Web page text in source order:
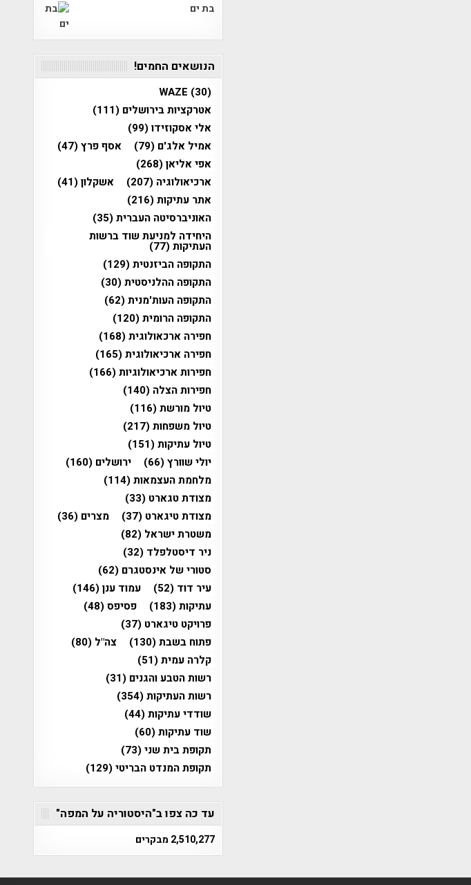
בת ים
הנושאים החמים!
WAZE (30)
אטרקציות בירושלים (111)
אלי אסקוזידו(99)
אמיל אלג'ם (79) אסף פרץ(47)
אפי אליאן(268)
ארכיאולוגיה (207) אשקלון(41)
אתר עתיקות(216)
האוניברסיטה העברית(35)
היחידה למניעת שוד ברשות
העתיקות(77)
התקופה הביזנטית(129)
התקופה ההלניסטית(30)
התקופה העות'מנית(62)
התקופה הרומית(120)
חפירה ארכאולוגית(168)
חפירה ארכיאולוגית(165)
חפירות ארכיאולוגיות(166)
חפירות הצלה (140)
טיול מורשת(116)
טיול משפחות(217)
טיול עתיקות(151)
יולי שוורץ(66) ירושלים (160)
מלחמת העצמאות(114)
מצודת טגארט (33)
מצודת טיגארט (37) מצרים (36)
משטרת ישראל (82)
ניר דיסטלפלד (32)
סטורי של אינסטגרם (62)
עיר דוד (52) עמוד ענן(146)
עתיקות(183) פסיפס(48)
פרויקט טיגארט (37)
פתוח בשבת(130) צה"ל (80)
קלרה עמית(51)
רשות הטבע והגנים (31)
רשות העתיקות(354)
שודדי עתיקות(44)
שוד עתיקות(60)
תקופת בית שני(73)
תקופת המנדט הבריטי(129)
עד כה צפו ב"היסטוריה על המפה"
2,510,277 מבקרים